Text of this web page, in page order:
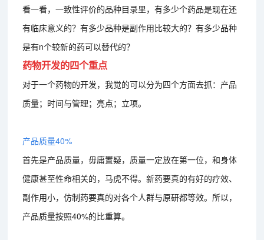
看一看，一致性评价的品种目录里，有多少个药品是现在还
有临床意义的？有多少品种是副作用比较大的？有多少品种
是有n个较新的药可以替代的？
药物开发的四个重点
对于一个药物的开发，我觉的可以分为四个方面去抓：产品
质量；时间与管理；亮点；立项。
产品质量40%
首先是产品质量，毋庸置疑，质量一定放在第一位，和身体
健康甚至性命相关的，马虎不得。新药要真的有好的疗效、
副作用小，仿制药要真的对各个人群与原研都等效。所以，
产品质量按照40%的比重算。